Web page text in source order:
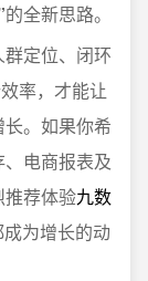
的全新思路。
定位、闭环
率，才能让
。如果你希
电商报表及
荐体验九数
为增长的动